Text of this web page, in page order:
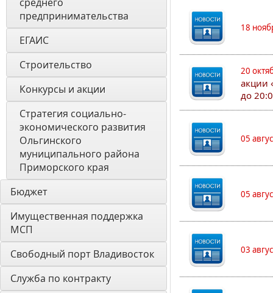
предпринимательства
ЕГАИС
Строительство
Конкурсы и акции
Стратегия социально-
экономического развития
Ольгинского
муниципального района
Приморского края
Бюджет
Имущественная поддержка
МСП
Свободный порт Владивосток
Служба по контракту
18
20
акции
до
05
05
03